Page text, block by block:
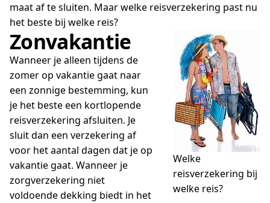
maat af te sluiten. Maar welke reisverzekering past nu
het beste bij welke reis?
Welke
reisverzekering bij
welke reis?
Zonvakantie
Wanneer je alleen tijdens de
zomer op vakantie gaat naar
een zonnige bestemming, kun
je het beste een kortlopende
reisverzekering afsluiten. Je
sluit dan een verzekering af
voor het aantal dagen dat je op
vakantie gaat. Wanneer je
zorgverzekering niet
voldoende dekking biedt in het